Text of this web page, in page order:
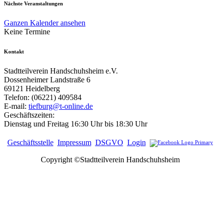
Nächste Veranstaltungen
Ganzen Kalender ansehen
Keine Termine
Kontakt
Stadtteilverein Handschuhsheim e.V.
Dossenheimer Landstraße 6
69121 Heidelberg
Telefon: (06221) 409584
E-mail: tiefburg@t-online.de
Geschäftszeiten:
Dienstag und Freitag 16:30 Uhr bis 18:30 Uhr
Geschäftsstelle Impressum DSGVO Login
Copyright ©Stadtteilverein Handschuhsheim